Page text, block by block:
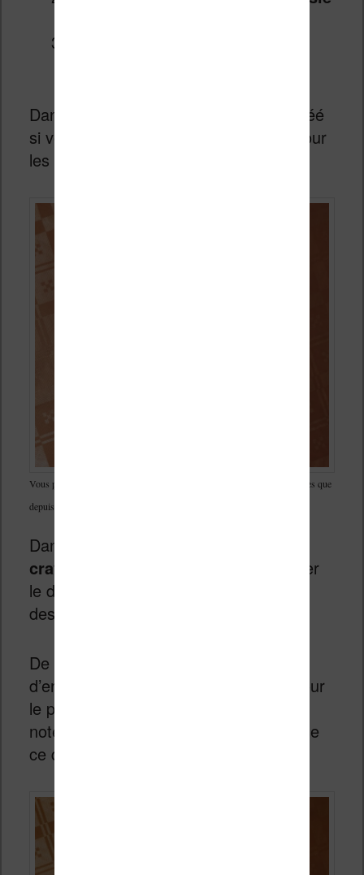
Dans chaque cas, un surlignage est créé
si vous souhaitez exporter les notes pour
les retravailler ensuite.
Vous pouvez faire des petits dessins sur l’ebook mais ils ne seront visibles que
depuis votre liseuse Vivlio
Dans le cas d’une
crayon »
, vous ne pourrez pas exporter
le dessin réalisé à main levée (voir ci-
dessus).
De même, il ne semble pas possible
d’enregistrer ce dessin dans l’ebook pour
le partager avec quelqu’un. Ce type de
note n’est donc visible que sur la liseuse
ce qui réduit, à mon avis, son intérêt.